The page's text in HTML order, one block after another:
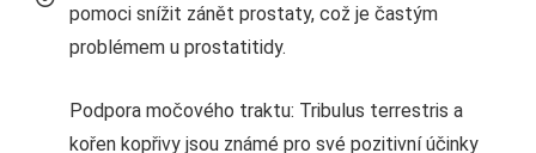
pomoci snížit zánět prostaty, což je častým
problémem u prostatitidy.
Podpora močového traktu: Tribulus terrestris a
kořen kopřivy jsou známé pro své pozitivní účinky